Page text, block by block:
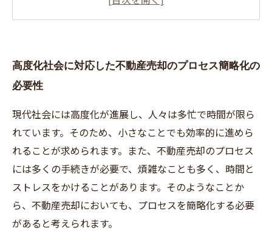
高度化社会に対応した不動産売却のプロセス簡略化の
必要性
現代社会には高度化が進展し、人々は多忙で時間が限ら
れています。そのため、小さなことでも効率的に進めら
れることが求められます。また、不動産売却のプロセス
には多くの手続きが必要で、煩雑なことも多く、時間と
ストレスをかけることがあります。そのようなことか
ら、不動産売却においても、プロセスを簡略化する必要
があると考えられます。